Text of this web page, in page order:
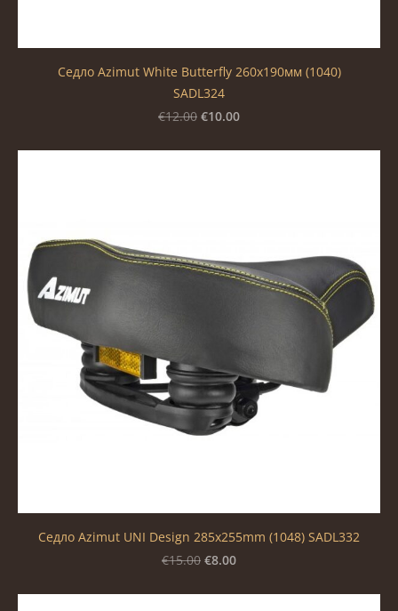
Седло Azimut White Butterfly 260х190мм (1040)
SADL324
€12.00 €10.00
Седло Azimut UNI Design 285x255mm (1048) SADL332
€15.00 €8.00